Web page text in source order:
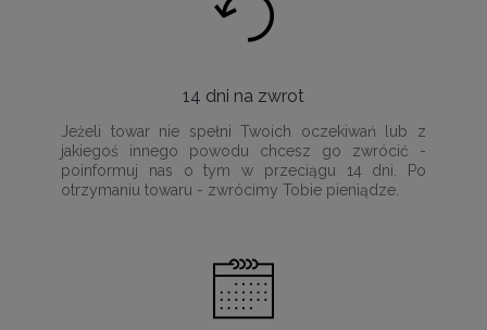
14 dni na zwrot
Jeżeli towar nie spełni Twoich oczekiwań lub z
jakiegoś innego powodu chcesz go zwrócić -
poinformuj nas o tym w przeciągu 14 dni. Po
otrzymaniu towaru - zwrócimy Tobie pieniądze.